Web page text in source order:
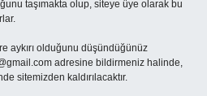
taşımakta olup, siteye üye olarak bu
aykırı olduğunu düşündüğünüz
adresine bildirmeniz halinde,
sitemizden kaldırılacaktır.